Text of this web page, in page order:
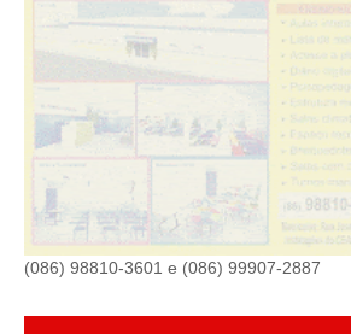
(086) 98810-3601 e (086) 99907-2887